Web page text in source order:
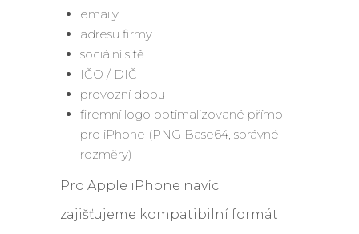
emaily
adresu firmy
sociální sítě
IČO / DIČ
provozní dobu
firemní logo optimalizované přímo
pro iPhone (PNG Base64, správné
rozměry)
Pro Apple iPhone navíc
zajišťujeme kompatibilní formát